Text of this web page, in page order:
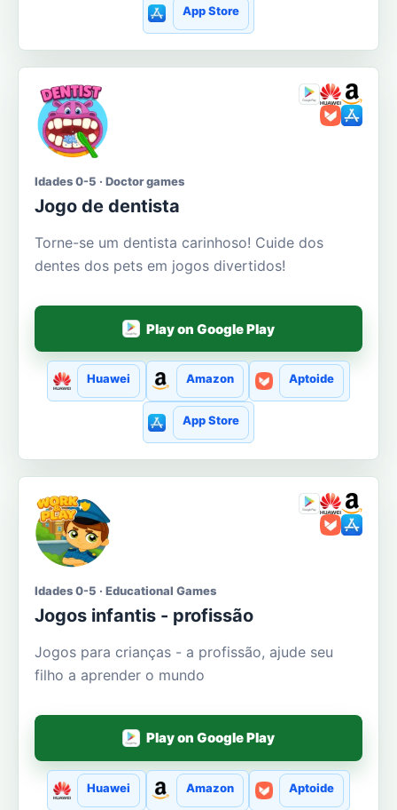
App Store
Idades 0-5 · Doctor games
Jogo de dentista
Torne-se um dentista carinhoso! Cuide dos
dentes dos pets em jogos divertidos!
Play on Google Play
Huawei Amazon Aptoide
App Store
Idades 0-5 · Educational Games
Jogos infantis - profissão
Jogos para crianças - a profissão, ajude seu
filho a aprender o mundo
Play on Google Play
Huawei Amazon Aptoide